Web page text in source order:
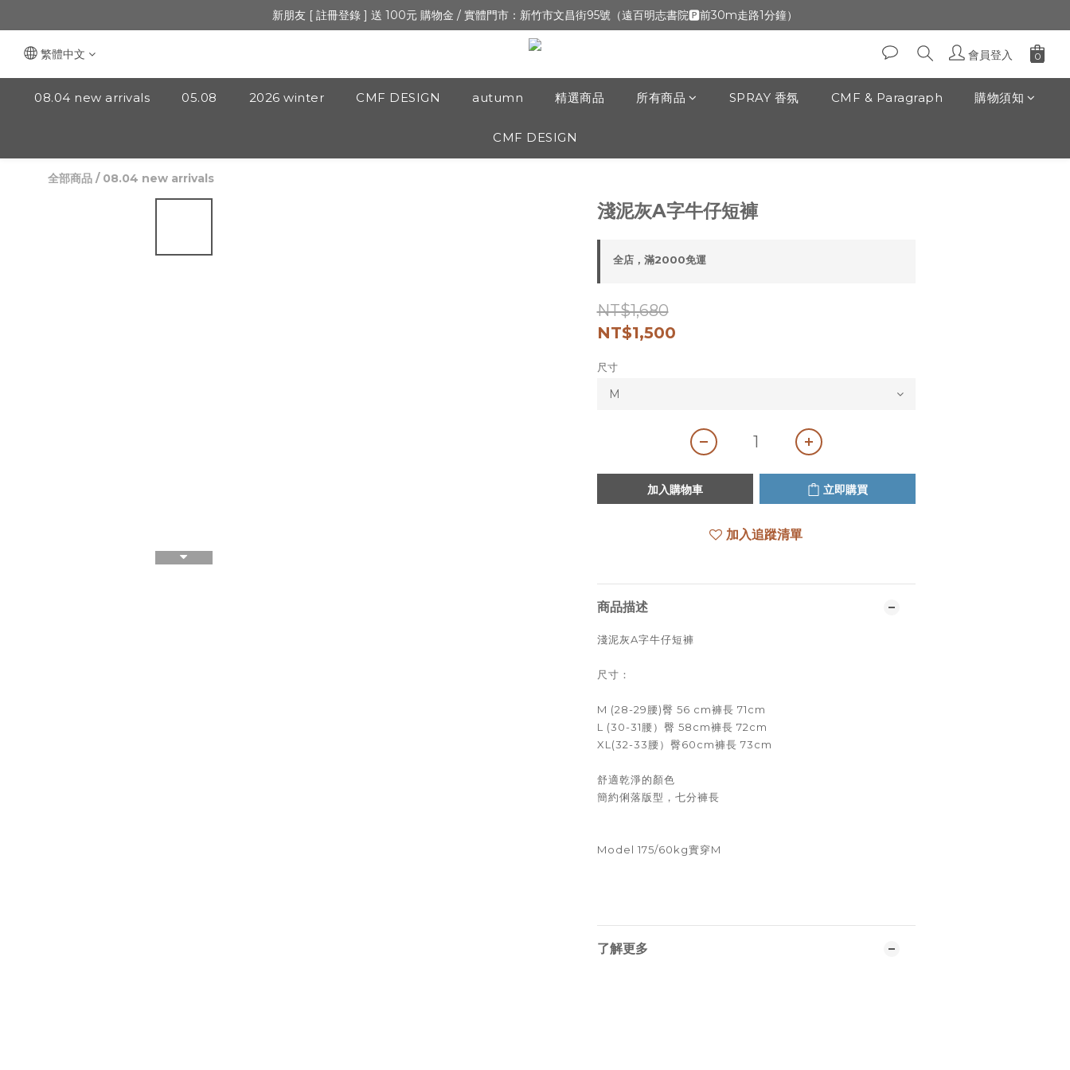
🔺「會員制」新開張,加入會員,全通路可累積紅利 >登入官網 > 個人資訊 > 填寫正確「生日」收生日禮金
新朋友 [ 註冊登錄 ] 送 100元 購物金 / 實體門市：新竹市文昌街95號（遠百明志書院🅿️前30m走路1分鐘）
🔺「會員制」新開張,加入會員,全通路可累積紅利 >登入官網 > 個人資訊 > 填寫正確「生日」收生日禮金
繁體中文 會員登入
08.04 new arrivals 05.08 2026 winter CMF DESIGN autumn 精選商品 所有商品 SPRAY 香氛 CMF & Paragraph 購物須知
CMF DESIGN
全部商品 / 08.04 new arrivals
淺泥灰A字牛仔短褲
全店，滿2000免運
NT$1,680
NT$1,500
尺寸
加入購物車 立即購買
加入追蹤清單
商品描述
淺泥灰A字牛仔短褲
尺寸：
M (28-29腰)臀 56 cm褲長 71cm
L (30-31腰）臀 58cm褲長 72cm
XL(32-33腰）臀60cm褲長 73cm
舒適乾淨的顏色
簡約俐落版型，七分褲長
Model 175/60kg實穿M
了解更多